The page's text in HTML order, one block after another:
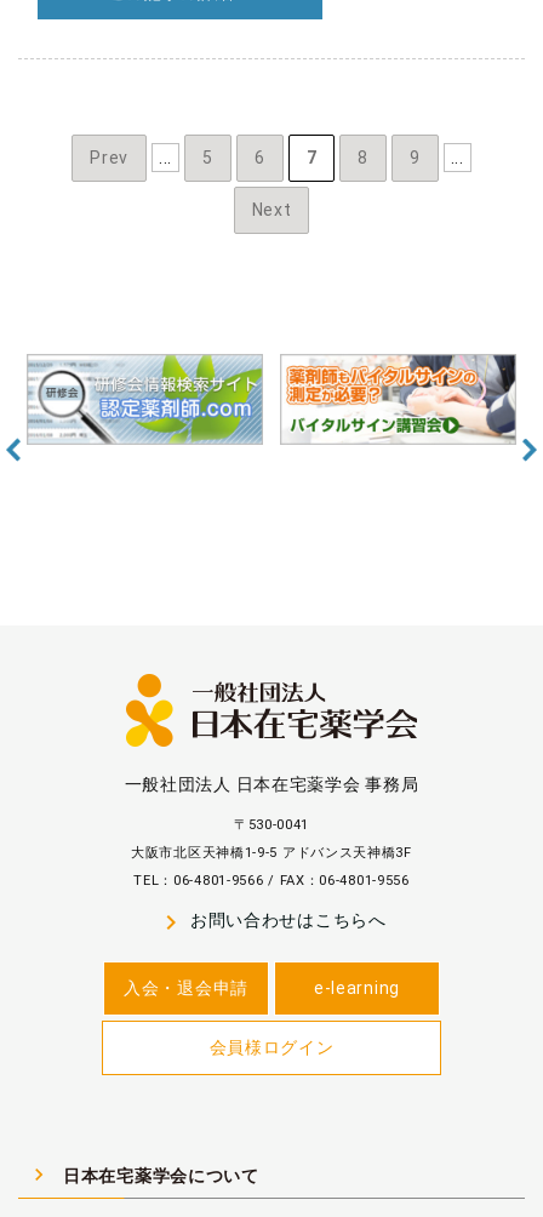
Prev ... 5 6 7 8 9 ...
Next
一般社団法人 日本在宅薬学会 事務局
〒530-0041
大阪市北区天神橋1-9-5 アドバンス天神橋3F
TEL：06-4801-9566 / FAX：06-4801-9556
navigate_next お問い合わせはこちらへ
入会・退会申請 e-learning
会員様ログイン
navigate_next 日本在宅薬学会について